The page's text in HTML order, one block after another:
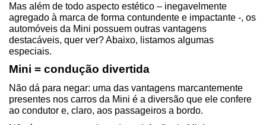
Mas além de todo aspecto estético – inegavelmente
agregado à marca de forma contundente e impactante -, os
automóveis da Mini possuem outras vantagens
destacáveis, quer ver? Abaixo, listamos algumas
especiais.
Mini = condução divertida
Não dá para negar: uma das vantagens marcantemente
presentes nos carros da Mini é a diversão que ele confere
ao condutor e, claro, aos passageiros a bordo.